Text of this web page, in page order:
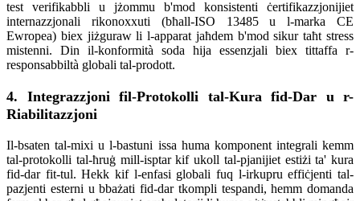
test verifikabbli u jżommu b'mod konsistenti ċertifikazzjonijiet
internazzjonali rikonoxxuti (bħall-ISO 13485 u l-marka CE
Ewropea) biex jiżguraw li l-apparat jaħdem b'mod sikur taħt stress
mistenni. Din il-konformità soda hija essenzjali biex tittaffa r-
responsabbiltà globali tal-prodott.
4. Integrazzjoni fil-Protokolli tal-Kura fid-Dar u r-
Riabilitazzjoni
Il-bsaten tal-mixi u l-bastuni issa huma komponent integrali kemm
tal-protokolli tal-ħruġ mill-isptar kif ukoll tal-pjanijiet estiżi ta' kura
fid-dar fit-tul. Hekk kif l-enfasi globali fuq l-irkupru effiċjenti tal-
pazjenti esterni u bbażati fid-dar tkompli tespandi, hemm domanda